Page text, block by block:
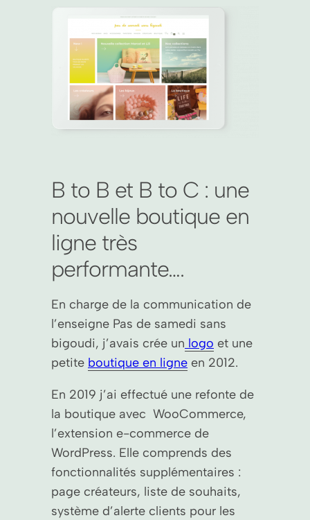
B to B et B to C : une
nouvelle boutique en
ligne très
performante….
En charge de la communication de
l’enseigne Pas de samedi sans
bigoudi, j’avais crée un logo et une
petite boutique en ligne en 2012.
En 2019 j’ai effectué une refonte de
la boutique avec WooCommerce,
l’extension e-commerce de
WordPress. Elle comprends des
fonctionnalités supplémentaires :
page créateurs, liste de souhaits,
système d’alerte clients pour les